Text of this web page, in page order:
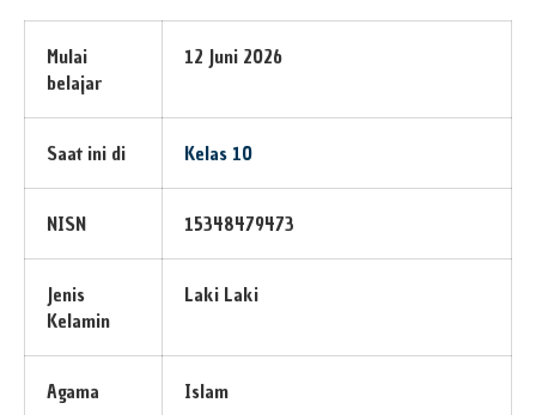
Mulai
belajar
12 Juni 2026
Saat ini di Kelas 10
NISN 15348479473
Jenis
Kelamin
Laki Laki
Agama Islam